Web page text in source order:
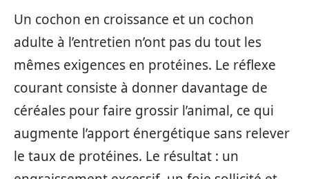
Un cochon en croissance et un cochon
adulte à l’entretien n’ont pas du tout les
mêmes exigences en protéines. Le réflexe
courant consiste à donner davantage de
céréales pour faire grossir l’animal, ce qui
augmente l’apport énergétique sans relever
le taux de protéines. Le résultat : un